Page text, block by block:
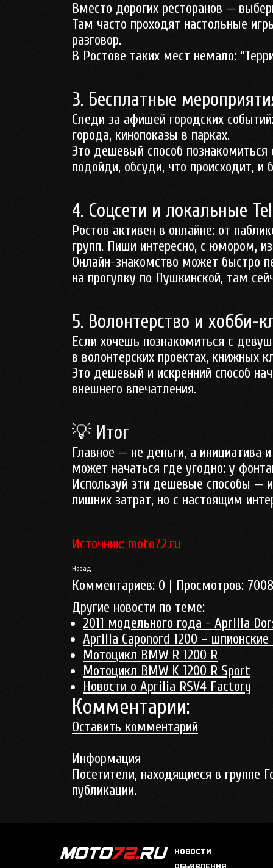
Вместо дорогих ресторанов —
Там часто проходят настольные
разговор.
В Ростове таких мест немало:
3. Бесплатные
Следи за афишей городских
города, кинопоказы в парках.
Это дешевый способ
подойди, обсуди, что происходит, и
4. Соцсети и локальные
Ростов активен в онлайне: от
групп. Пиши интересно, с юмором,
Онлайн-знакомство может быстро
на прогулку по Пушкинской, там
5. Волонтерство и хобби-
Если хочешь познакомиться с
в волонтерских проектах, книжных
Это дешевый и искренний способ
внешнего впечатления.
💡 Итог
Главное — не деньги, а инициатива
может начаться где угодно: у
Используй эти дешевые способы —
лишних затрат, но с настоящим
Источник: moto72.ru
Назад
Комментариев: 0 | Просмотров: 7008
Другие новости по теме:
2011 модельного года - Aprilia
Aprilia Caponord 1200 –
Мотоцикл BMW R 1200 R
Мотоцикл BMW K 1200 R Sport
Новости о Aprilia RSV4 Factory
Комментарии:
Оставить комментарий
Информация
Посетители, находящиеся в группе
публикации.
НОВОСТИ